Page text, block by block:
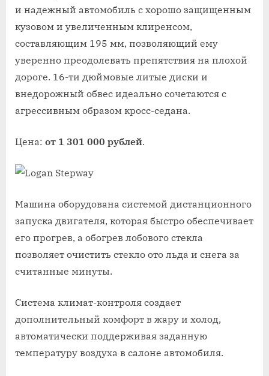
и надежный автомобиль с хорошо защищенным
кузовом и увеличенным клиренсом,
составляющим 195 мм, позволяющий ему
уверенно преодолевать препятствия на плохой
дороге. 16-ти дюймовые литые диски и
внедорожный обвес идеально сочетаются с
агрессивным образом кросс-седана.
Цена: от 1 301 000 рублей.
Машина оборудована системой дистанционного
запуска двигателя, которая быстро обеспечивает
его прогрев, а обогрев лобового стекла
позволяет очистить стекло ото льда и снега за
считанные минуты.
Система климат-контроля создает
дополнительный комфорт в жару и холод,
автоматически поддерживая заданную
температуру воздуха в салоне автомобиля.